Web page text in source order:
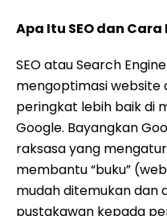
Apa Itu SEO dan
SEO atau Search
mengoptimasi
peringkat lebih baik di
Google. Bayangkan
raksasa yang
membantu “buku”
mudah ditemukan dan
pustakawan kepada